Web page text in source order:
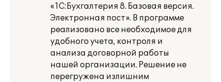
«1С:Бухгалтерия 8. Базовая версия.
Электронная пост». В программе
реализовано все необходимое для
удобного учета, контроля и
анализа договорной работы
нашей организации. Решение не
перегружена излишним